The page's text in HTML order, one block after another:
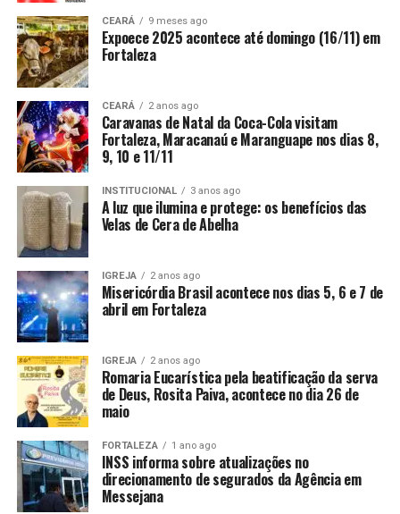
CEARÁ 9 meses ago
Expoece 2025 acontece até domingo (16/11) em
Fortaleza
CEARÁ 2 anos ago
Caravanas de Natal da Coca-Cola visitam
Fortaleza, Maracanaú e Maranguape nos dias 8,
9, 10 e 11/11
INSTITUCIONAL 3 anos ago
A luz que ilumina e protege: os benefícios das
Velas de Cera de Abelha
IGREJA 2 anos ago
Misericórdia Brasil acontece nos dias 5, 6 e 7 de
abril em Fortaleza
IGREJA 2 anos ago
Romaria Eucarística pela beatificação da serva
de Deus, Rosita Paiva, acontece no dia 26 de
maio
FORTALEZA 1 ano ago
INSS informa sobre atualizações no
direcionamento de segurados da Agência em
Messejana